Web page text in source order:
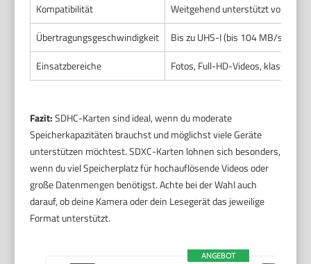
Kompatibilität
Weitgehend unterstützt von
Übertragungsgeschwindigkeit
Bis zu UHS-I (bis 104 MB/s),
Einsatzbereiche
Fotos, Full-HD-Videos,
Fazit:SDHC-Karten sind ideal, wenn du moderate
Speicherkapazitäten brauchst und möglichst viele Geräte
unterstützen möchtest. SDXC-Karten lohnen sich besonders,
wenn du viel Speicherplatz für hochauflösende Videos oder
große Datenmengen benötigst. Achte bei der Wahl auch
darauf, ob deine Kamera oder dein Lesegerät das jeweilige
Format unterstützt.
ANGEBOT